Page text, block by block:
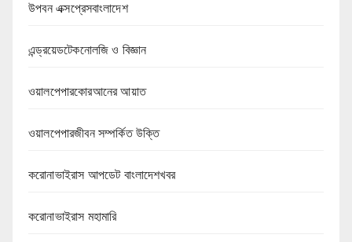
উপবন এক্সপ্রেসবাংলাদেশ
এন্ড্রয়েডটেকনোলজি ও বিজ্ঞান
ওয়ালপেপারকোরআনের আয়াত
ওয়ালপেপারজীবন সম্পর্কিত উক্তি
করোনাভাইরাস আপডেট বাংলাদেশখবর
করোনাভাইরাস মহামারি